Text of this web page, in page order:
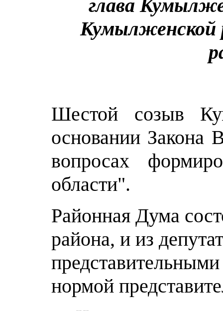
глава
Шестой созыв
основании Закона
вопросах
области".
Районная Дума
района, и из
представительными
нормой